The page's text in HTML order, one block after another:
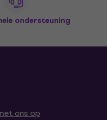
ondersteuning
ons op